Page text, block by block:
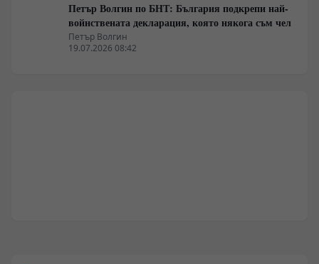
Петър Волгин по БНТ: България подкрепи най-
войнствената декларация, която някога съм чел
Петър Волгин
19.07.2026 08:42